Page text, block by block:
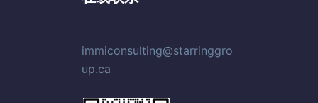
immiconsulting@starringgro
up.ca